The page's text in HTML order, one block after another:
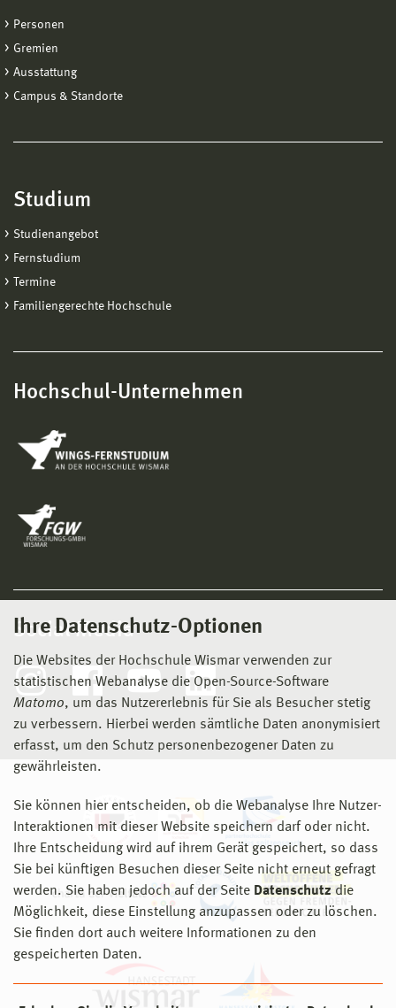
Ihre Datenschutz-Optionen
Die Websites der Hochschule Wismar verwenden zur
statistischen Webanalyse die Open-Source-Software
Matomo, um das Nutzererlebnis für Sie als Besucher stetig
zu verbessern. Hierbei werden sämtliche Daten anonymisiert
erfasst, um den Schutz personenbezogener Daten zu
gewährleisten.
Sie können hier entscheiden, ob die Webanalyse Ihre Nutzer-
Interaktionen mit dieser Website speichern darf oder nicht.
Ihre Entscheidung wird auf ihrem Gerät gespeichert, so dass
Sie bei künftigen Besuchen dieser Seite nicht erneut gefragt
werden. Sie haben jedoch auf der Seite Datenschutz die
Möglichkeit, diese Einstellung anzupassen oder zu löschen.
Sie finden dort auch weitere Informationen zu den
gespeicherten Daten.
Personen
Gremien
Ausstattung
Campus & Standorte
Studium
Studienangebot
Fernstudium
Termine
Familiengerechte Hochschule
Hochschul-Unternehmen
Social Media